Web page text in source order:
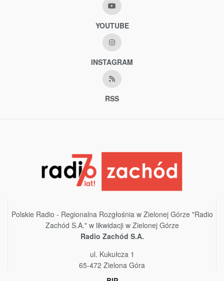
YOUTUBE
INSTAGRAM
RSS
Polskie Radio - Regionalna Rozgłośnia w Zielonej Górze "Radio
Zachód S.A." w likwidacji w Zielonej Górze
Radio Zachód S.A.
ul. Kukułcza 1
65-472 Zielona Góra